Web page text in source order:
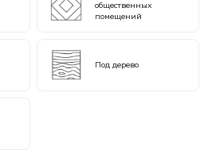
общественных
помещений
Под дерево